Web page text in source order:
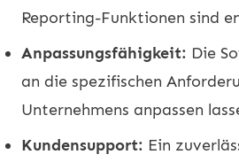
Reporting-Funktionen sind
Anpassungsfähigkeit: Die
an die spezifischen
Unternehmens anpassen
Kundensupport: Ein